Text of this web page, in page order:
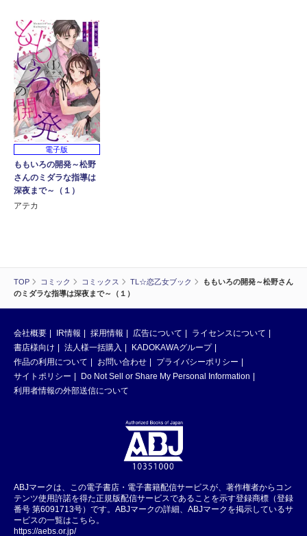
TOP コミック コミックス TL☆恋乙女ブック
ももいろの開発～松野さん
のミダラな指導は深夜まで～（１）
電子版
ももいろの開発～松野
さんのミダラな指導は
深夜まで～（１）
アテカ
会社概要 IR情報 採用情報 広告について
ライセンスについて
書店様向け
法人様一括購入
KADOKAWAグループ
作品の利用について
お問い合わせ
プライバシーポリシー
サイトポリシー
Do Not Sell or Share My Personal Information
利用者情報の外部送信について
ABJマークは、この電子書店・電子書籍配信サービスが、著作権者からコン
テンツ使用許諾を得た正規版配信サービスであることを示す登録商標（登録
番号 第6091713号）です。ABJマークの詳細、ABJマークを掲示しているサ
ービスの一覧はこちら。
https://aebs.or.jp/